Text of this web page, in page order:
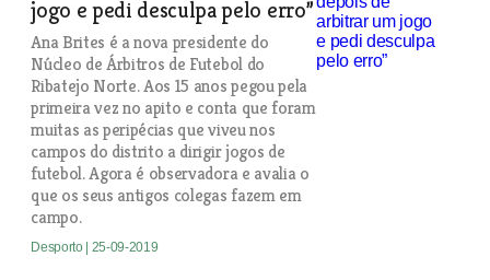
jogo e pedi desculpa pelo erro”
Ana Brites é a nova presidente do
Núcleo de Árbitros de Futebol do
Ribatejo Norte. Aos 15 anos pegou pela
primeira vez no apito e conta que foram
muitas as peripécias que viveu nos
campos do distrito a dirigir jogos de
futebol. Agora é observadora e avalia o
que os seus antigos colegas fazem em
campo.
Desporto | 25-09-2019